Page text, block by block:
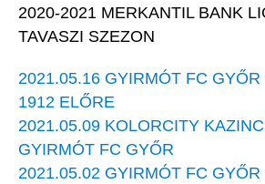
2020-2021 MERKANTIL BANK
TAVASZI SZEZON
2021.05.16 GYIRMÓT FC
1912 ELŐRE
2021.05.09 KOLORCITY
GYIRMÓT FC GYŐR
2021.05.02 GYIRMÓT FC